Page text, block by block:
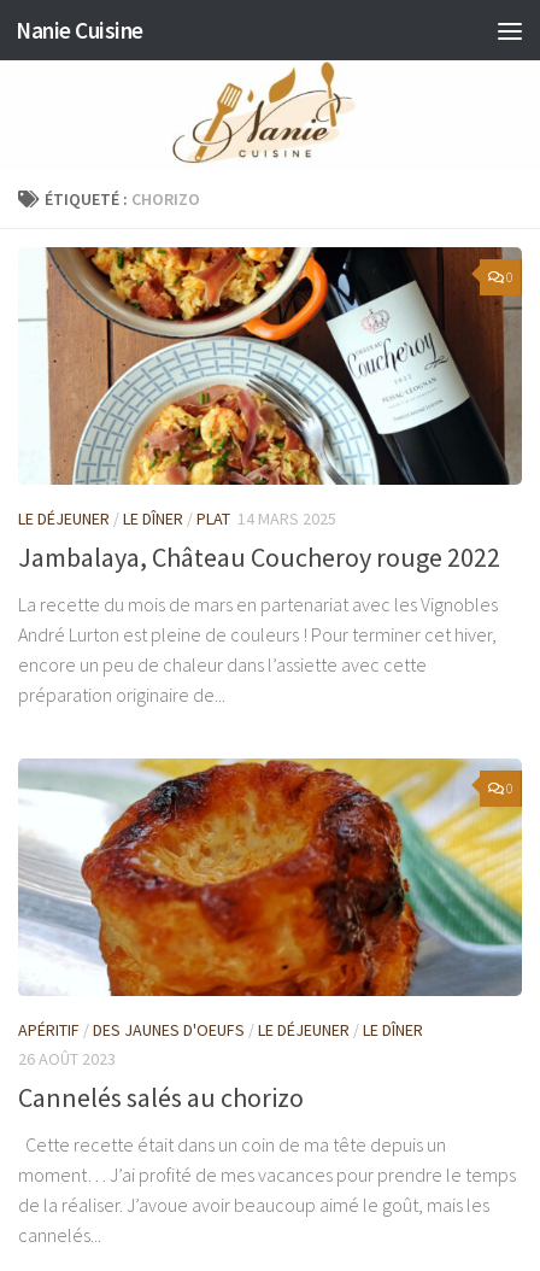
Skip to content
Nanie Cuisine
ÉTIQUETÉ : CHORIZO
0
LE DÉJEUNER /LE DÎNER /PLAT 14 MARS 2025
Jambalaya, Château Coucheroy rouge 2022
La recette du mois de mars en partenariat avec les Vignobles
André Lurton est pleine de couleurs ! Pour terminer cet hiver,
encore un peu de chaleur dans l’assiette avec cette
préparation originaire de...
0
APÉRITIF /DES JAUNES D'OEUFS /LE DÉJEUNER /LE DÎNER
26 AOÛT 2023
Cannelés salés au chorizo
Cette recette était dans un coin de ma tête depuis un
moment… J’ai profité de mes vacances pour prendre le temps
de la réaliser. J’avoue avoir beaucoup aimé le goût, mais les
cannelés...